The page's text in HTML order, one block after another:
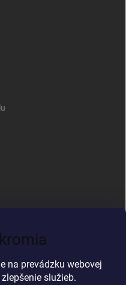
na prevádzku webovej
služieb.